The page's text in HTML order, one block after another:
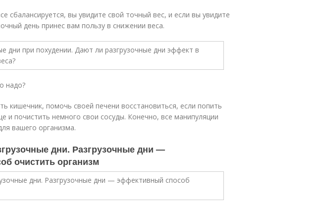
сбалансируется, вы увидите свой точный вес, и если вы увидите
день принес вам пользу в снижении веса.
надо?
кишечник, помочь своей печени восстановиться, если попить
и почистить немного свои сосуды. Конечно, все манипуляции
вашего организма.
дни. Разгрузочные дни —
очистить организм